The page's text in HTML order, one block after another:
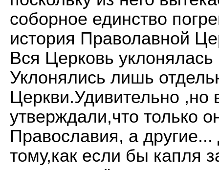
соборное единство
история Праволавной
Вся Церковь
Уклонялись лишь
Церкви.Удивительно ,но
утверждали,что только
Православия, а
тому,как если бы капля